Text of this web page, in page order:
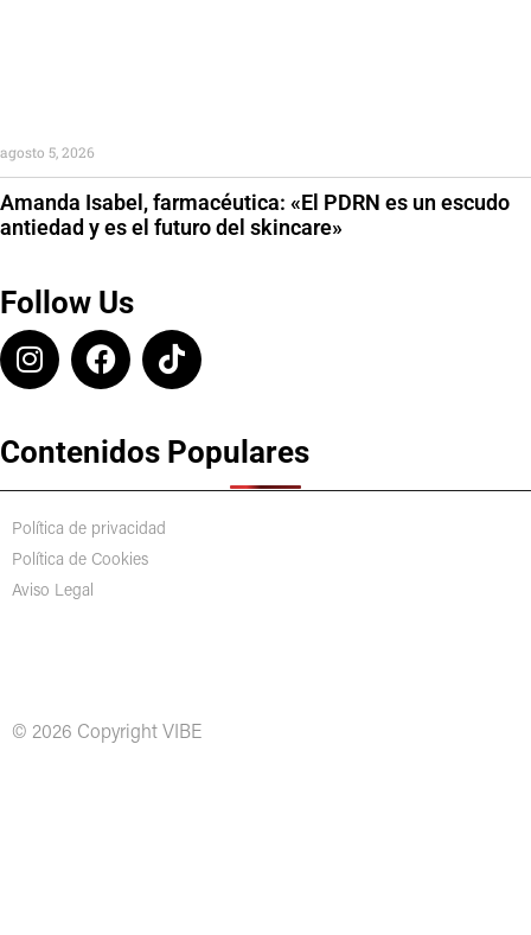
Amanda Isabel, farmacéutica: «El PDRN es un escudo
antiedad y es el futuro del skincare»
agosto 5, 2026
Follow Us
Contenidos Populares
Política de privacidad
Política de Cookies
Aviso Legal
© 2026 Copyright VIBE